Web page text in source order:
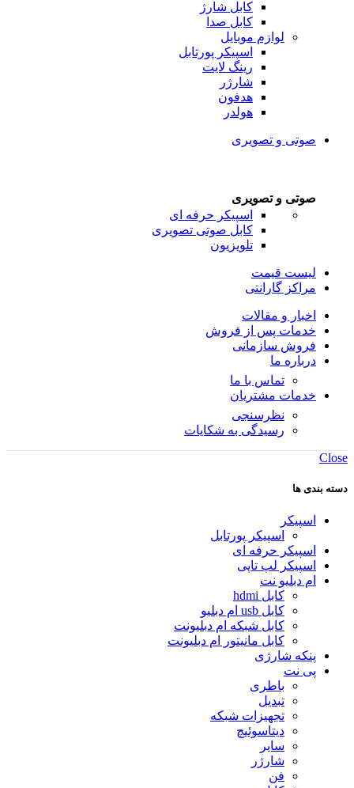
کابل شارژ
کابل صدا
لوازم موبایل
اسپیکر پورتابل
رینگ لایت
شارژر
هدفون
هولدر
صوتی و تصویری
صوتی و تصویری
اسپیکر حرفه ای
کابل صوتی تصویری
تلویزیون
لیست قیمت
مراکز گارانتی
اخبار و مقالات
خدمات پس از فروش
فروش سازمانی
درباره ما
تماس با ما
خدمات مشتریان
نظرسنجی
رسیدگی به شکایات
Close
دسته بندی ها
اسپیکر
اسپیکر پورتابل
اسپیکر حرفه ای
اسپیکر لپ تاپی
ام دبلیو نت
کابل hdmi
کابل usb ام دبلیو
کابل شبکه ام دبلیونت
کابل مانیتور ام دبلیونت
پنکه شارژی
پی نت
باطری
تبدیل
تجهیزات شبکه
دیتاسوئیچ
سایر
شارژر
فن